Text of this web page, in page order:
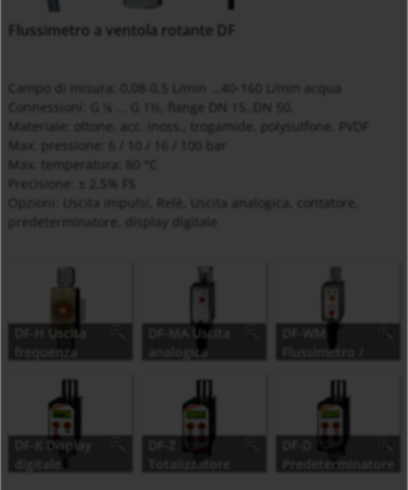
Flussimetro a ventola rotante DF
Campo di misura: 0,08-0,5 L/min ...40-160 L/min acqua
... G 1½, flange DN 15..DN 50,
Materiale: ottone, acc. inoss., trogamide, polysulfone, PVDF
Max. pressione: 6 / 10 / 16 / 100 bar
Max. temperatura: 80 °C
Precisione: ± 2,5% FS
Opzioni: Uscita impulsi, Relè, Uscita analogica, contatore,
predeterminatore, display digitale
DF-H Uscita
frequenza
DF-MA Uscita
analogica
DF-WM
Flussimetro /
DF-K Display
Totalizzatore
Predeterminatore